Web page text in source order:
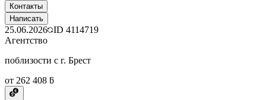
Контакты
Написать
25.06.2026 ID 4114719
Агентство
поблизости с г. Брест
от 262 408 ƃ